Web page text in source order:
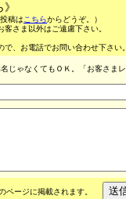
稿は こちらからどうぞ。）
さま以外はご遠慮下さい。
で、お電話でお問い合わせ下さ
名じゃなくてもＯＫ。「お客さま
ページに掲載されます。